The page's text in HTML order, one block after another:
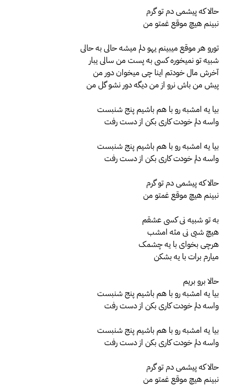
حالا که پیشمی دم تو گرم
نبینم هیچ موقع غمتو من
تورو هر موقع میبینم یهو دلم میشه حالی به حالی
شبیه تو نمیخوره کسی به پست من سالی یبار
آخرش مال خودتم اینا چی میخوان دور من
پیش من باش نرو از من دیگه دور نشو گل من
بیا یه امشبه رو با هم باشیم پنج شنبست
واسه دلم خودت کاری بکن از دست رفت
بیا یه امشبه رو با هم باشیم پنج شنبست
واسه دلم خودت کاری بکن از دست رفت
حالا که پیشمی دم تو گرم
نبینم هیچ موقع غمتو من
به تو شبیه نی کسی عشقم
هیچ شبی نی مثه امشب
هرچی بخوای با یه چشمک
میارم برات با یه بشکن
حالا برو بریم
بیا یه امشبه رو با هم باشیم پنج شنبست
واسه دلم خودت کاری بکن از دست رفت
بیا یه امشبه رو با هم باشیم پنج شنبست
واسه دلم خودت کاری بکن از دست رفت
حالا که پیشمی دم تو گرم
نبینم هیچ موقع غمتو من